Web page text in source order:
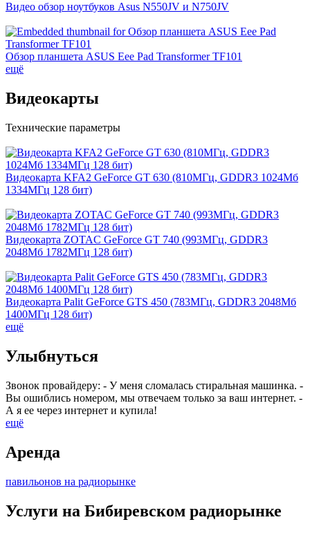
Видео обзор ноутбуков Asus N550JV и N750JV
Обзор планшета ASUS Eee Pad Transformer TF101
ещё
Видеокарты
Технические параметры
Видеокарта KFA2 GeForce GT 630 (810МГц, GDDR3 1024Мб
1334МГц 128 бит)
Видеокарта ZOTAC GeForce GT 740 (993МГц, GDDR3
2048Мб 1782МГц 128 бит)
Видеокарта Palit GeForce GTS 450 (783МГц, GDDR3 2048Мб
1400МГц 128 бит)
ещё
Улыбнуться
Звонок провайдеру: - У меня сломалась стиральная машинка. -
Вы ошиблись номером, мы отвечаем только за ваш интернет. -
А я ее через интернет и купила!
ещё
Аренда
павильонов на радиорынке
Услуги на Бибиревском радиорынке